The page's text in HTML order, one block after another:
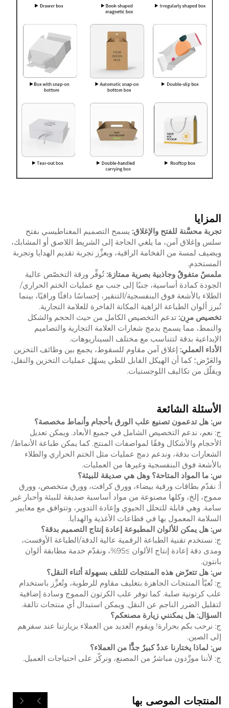
المزايا
تجربة محسَّنة للفتح والإغلاق: يسمح التصميم المغناطيسي بفتح
سلس وإغلاق آمن، ما يلغي الحاجة إلى الشريط اللاصق أو المشابك،
ويضيف لمسة من الفخامة الراقية، ويعزِّز تجربة تقديم الهدايا وتجربة
المستخدم.
ملمسٌ متفوقٌ وجاذبية بصرية ممتازة: تُوفِّر ورقة التخصّص عالية
الجودة كمادة أساسية، جنبًا إلى جنب مع عمليات الختم الحراري/
الطلاء بالأشعة فوق البنفسجية/التنقير، إحساسًا دافئًا وراقيًا، بينما
تُبرز ألوان الطباعة الزاهية المكانة الفاخرة للعلامة التجارية.
تخصيص مرِن: تدعم التخصيص الكامل من حيث الحجم والشكل
والنمط، مما يسمح بدمج شعارات العلامة التجارية والتصاميم
الإبداعية بدقة لتتناسب مع مختلف السيناريوهات.
الأداء العملي: إغلاق آمن مقاوم للسقوط، يجمع بين وظائف التخزين
والعَرْض؛ كما أن الهيكل القابل للطي يسهّل عمليات التخزين والنقل،
ويقلّل من تكاليف اللوجستيات.
الأسئلة الشائعة
س: هل تدعمون تصنيع علب الورق بأحجام وأنماط مخصصة؟
ج: نعم، ندعم التخصيص الشامل في جميع الأبعاد. ويمكن تعديل
الأحجام والأشكال وفقًا لمواصفات المنتج. كما يمكن طباعة الأنماط/
الشعارات بدقة، وندعم دمج عمليات مثل الختم الحراري والطلاء
بالأشعة فوق البنفسجية وغيرها من العمليات.
س: ما المواد المتاحة؟ وهل هي صديقة للبيئة؟
أ: نقدّم بطاقات ورقية بيضاء، وورق كرافت، وورق متخصص، وورق
مموج، إلخ، وكلها مصنوعة من مواد أساسية صديقة للبيئة وأحبار غير
سامة. وهي قابلة للتحلل الحيوي وإعادة التدوير، وتتوافق مع معايير
السلامة المعمول بها في قطاعات الأغذية والهدايا.
س: هل يمكن للألوان المطبوعة إعادة إنتاج التصميم بدقة؟
ج: نستخدم تقنية الطباعة الرقمية عالية الدقة/الطباعة الأوفست،
ومدى دقة إعادة إنتاج الألوان ≥95%، ونقدّم خدمة مطابقة ألوان
بانتون.
س: هل تتعرّض هذه المنتجات للتلف بسهولة أثناء النقل؟
ج: تُعبّأ المنتجات الجاهزة بتغليف مقاوم للرطوبة، وتُعزَّز باستخدام
علب كرتونية صلبة. كما توفر علب الكرتون المموج وسادة إضافية
لتقليل الضرر الناجم عن النقل. ويمكن استبدال أي منتجات تالفة.
السؤال: هل يمكنني زيارة مصنعكم؟
ج: نرحب بكم بحرارة! ويقوم العديد من العملاء بزيارتنا عند سفرهم
إلى الصين.
س: لماذا يختارنا عددٌ كبيرٌ جدًّا من العملاء؟
ج: لأننا مورِّدون مباشرٌ من المصنع، ونركّز على احتياجات العميل.
المنتجات الموصى بها